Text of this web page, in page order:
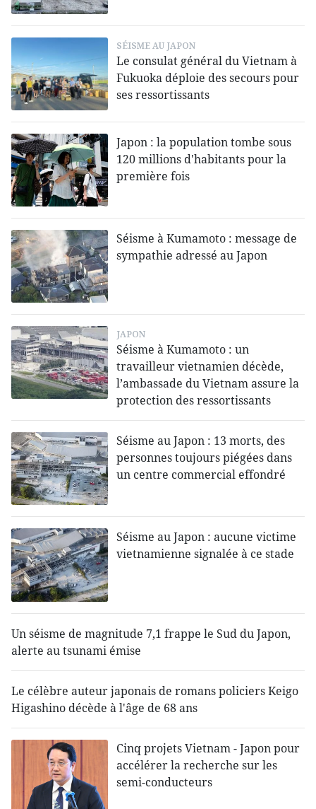
SÉISME AU JAPON
Le consulat général du Vietnam à
Fukuoka déploie des secours pour
ses ressortissants
Japon : la population tombe sous
120 millions d'habitants pour la
première fois
Séisme à Kumamoto : message de
sympathie adressé au Japon
JAPON
Séisme à Kumamoto : un
travailleur vietnamien décède,
l’ambassade du Vietnam assure la
protection des ressortissants
Séisme au Japon : 13 morts, des
personnes toujours piégées dans
un centre commercial effondré
Séisme au Japon : aucune victime
vietnamienne signalée à ce stade
Un séisme de magnitude 7,1 frappe le Sud du Japon,
alerte au tsunami émise
Le célèbre auteur japonais de romans policiers Keigo
Higashino décède à l'âge de 68 ans
Cinq projets Vietnam - Japon pour
accélérer la recherche sur les
semi-conducteurs